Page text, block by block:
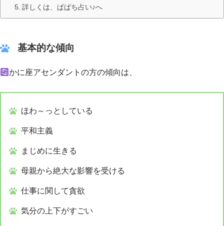
詳しくは、ぱぱち占い♪へ
基本的な傾向
かに座アセンダントの方の傾向は、
ほわ～っとしている
平和主義
まじめに生きる
母親から絶大な影響を受ける
仕事に関して貪欲
気分の上下がすごい